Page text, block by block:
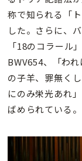
称で知られる「
した。さらに、
「18のコラール
BWV654、「わ
の子羊、罪無く
にのみ栄光あれ
ばめられている。